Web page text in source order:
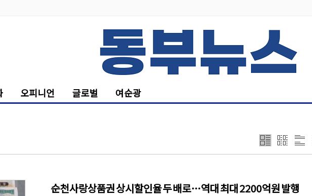
오피니언 글로벌 여순광
순천사랑상품권 상시할인율 두 배로…역대 최대 2200억원 발행